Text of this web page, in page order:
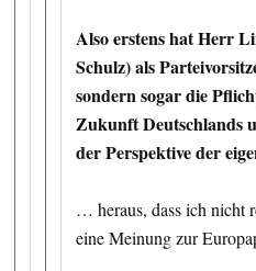
Also erstens hat Herr
Schulz) als
sondern sogar die
Zukunft Deutschlands
der Perspektive der
… heraus, dass ich nicht
eine Meinung zur